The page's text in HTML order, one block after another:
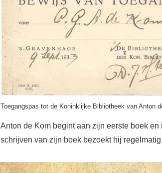
Toegangspas tot de Koninklijke Bibliotheek van Anton
Anton de Kom begint aan zijn eerste boek
schrijven van zijn boek bezoekt hij